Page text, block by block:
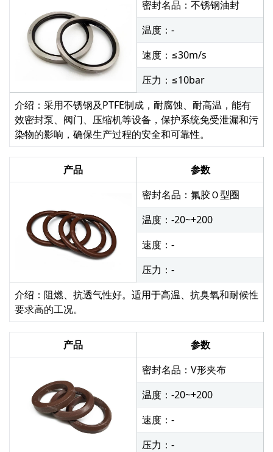
密封名品：不锈钢油封
温度：-
速度：≤30m/s
压力：≤10bar
介绍：采用不锈钢及PTFE制成，耐腐蚀、耐高温，能有
效密封泵、阀门、压缩机等设备，保护系统免受泄漏和污
染物的影响，确保生产过程的安全和可靠性。
产品
参数
密封名品：氟胶Ｏ型圈
温度：-20~+200
速度：-
压力：-
介绍：阻燃、抗透气性好。适用于高温、抗臭氧和耐候性
要求高的工况。
产品
参数
密封名品：V形夹布
温度：-20~+200
速度：-
压力：-